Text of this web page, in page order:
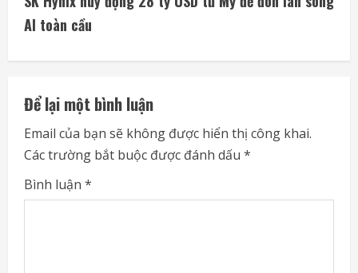
i
n
u
e
R
e
AI toàn cầu
Để lại một bình luận
Email của bạn sẽ không được hiển thị công khai.
Các trường bắt buộc được đánh dấu *
Bình luận *